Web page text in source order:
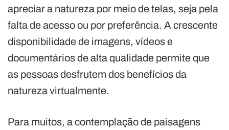
apreciar a natureza por meio de telas, seja pela
falta de acesso ou por preferência. A crescente
disponibilidade de imagens, vídeos e
documentários de alta qualidade permite que
as pessoas desfrutem dos benefícios da
natureza virtualmente.
Para muitos, a contemplação de paisagens